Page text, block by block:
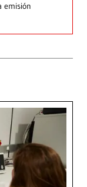
emisión